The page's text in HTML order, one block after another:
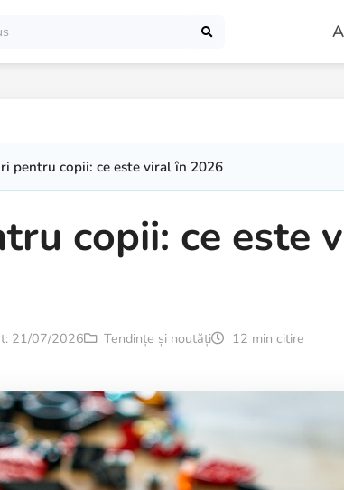
pentru copii: ce este viral în 2026
copii: ce este
21/07/2026 Tendințe și noutăți 12 min citire